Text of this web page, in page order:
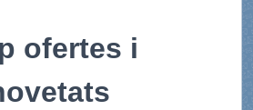
ofertes i